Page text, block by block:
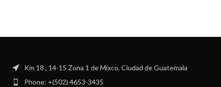
Km 18 , 14-15 Zona 1 de Mixco, Ciudad de Guatemala
Phone: +(502) 4653-3435